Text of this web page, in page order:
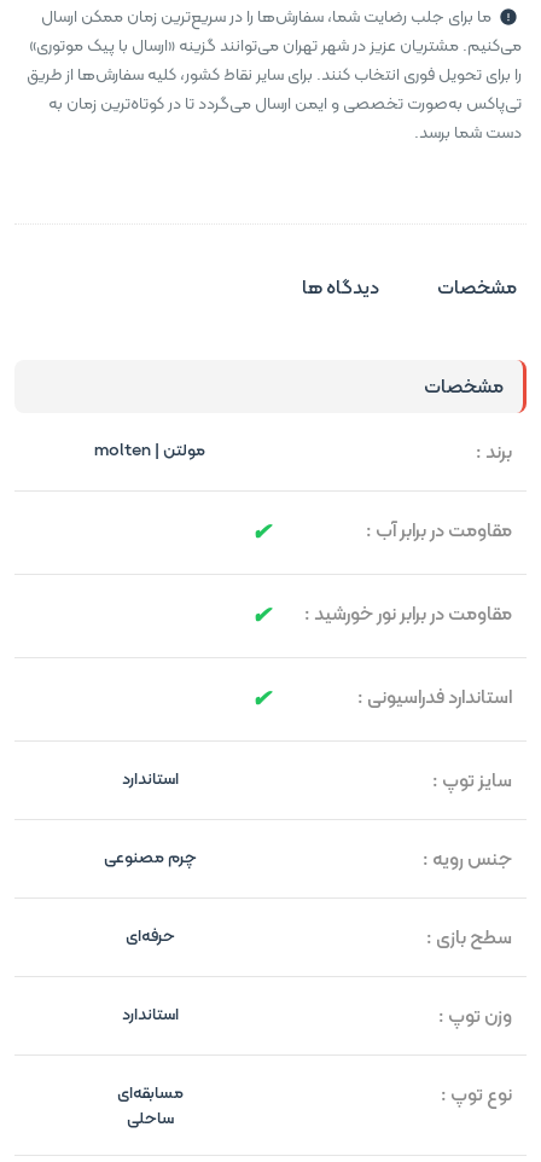
ما برای جلب رضایت شما، سفارش‌ها را در سریع‌ترین زمان ممکن ارسال
می‌کنیم. مشتریان عزیز در شهر تهران می‌توانند گزینه «ارسال با پیک موتوری»
را برای تحویل فوری انتخاب کنند. برای سایر نقاط کشور، کلیه سفارش‌ها از طریق
تی‌پاکس به‌صورت تخصصی و ایمن ارسال می‌گردد تا در کوتاه‌ترین زمان به
دست شما برسد.
مشخصات دیدگاه ها
مشخصات
برند :
مولتن | molten
مقاومت در برابر آب :
مقاومت در برابر نور خورشید :
استاندارد فدراسیونی :
سایز توپ : استاندارد
جنس رویه : چرم مصنوعی
سطح بازی : حرفه‌ای
وزن توپ : استاندارد
نوع توپ :
مسابقه‌ای
ساحلی